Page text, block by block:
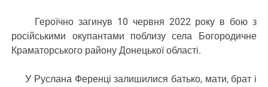
Героїчно загинув 10 червня 2022 року в бою з
російськими окупантами поблизу села Богородичне
Краматорського району Донецької області.
У Руслана Ференці залишилися батько, мати, брат і